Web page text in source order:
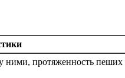
ними, протяженность